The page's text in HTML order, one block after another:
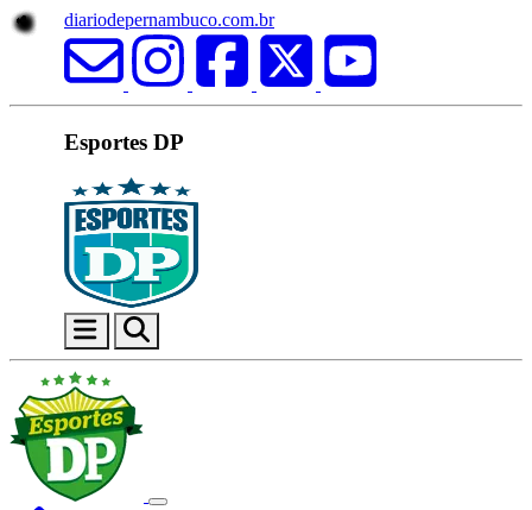
diariodepernambuco.com.br
Esportes DP